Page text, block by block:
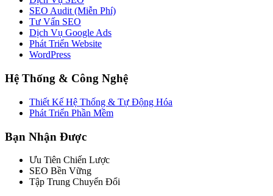
SEO Audit (Miễn Phí)
Tư Vấn SEO
Dịch Vụ Google Ads
Phát Triển Website
WordPress
Hệ Thống & Công Nghệ
Thiết Kế Hệ Thống & Tự Động Hóa
Phát Triển Phần Mềm
Bạn Nhận Được
Ưu Tiên Chiến Lược
SEO Bền Vững
Tập Trung Chuyển Đổi